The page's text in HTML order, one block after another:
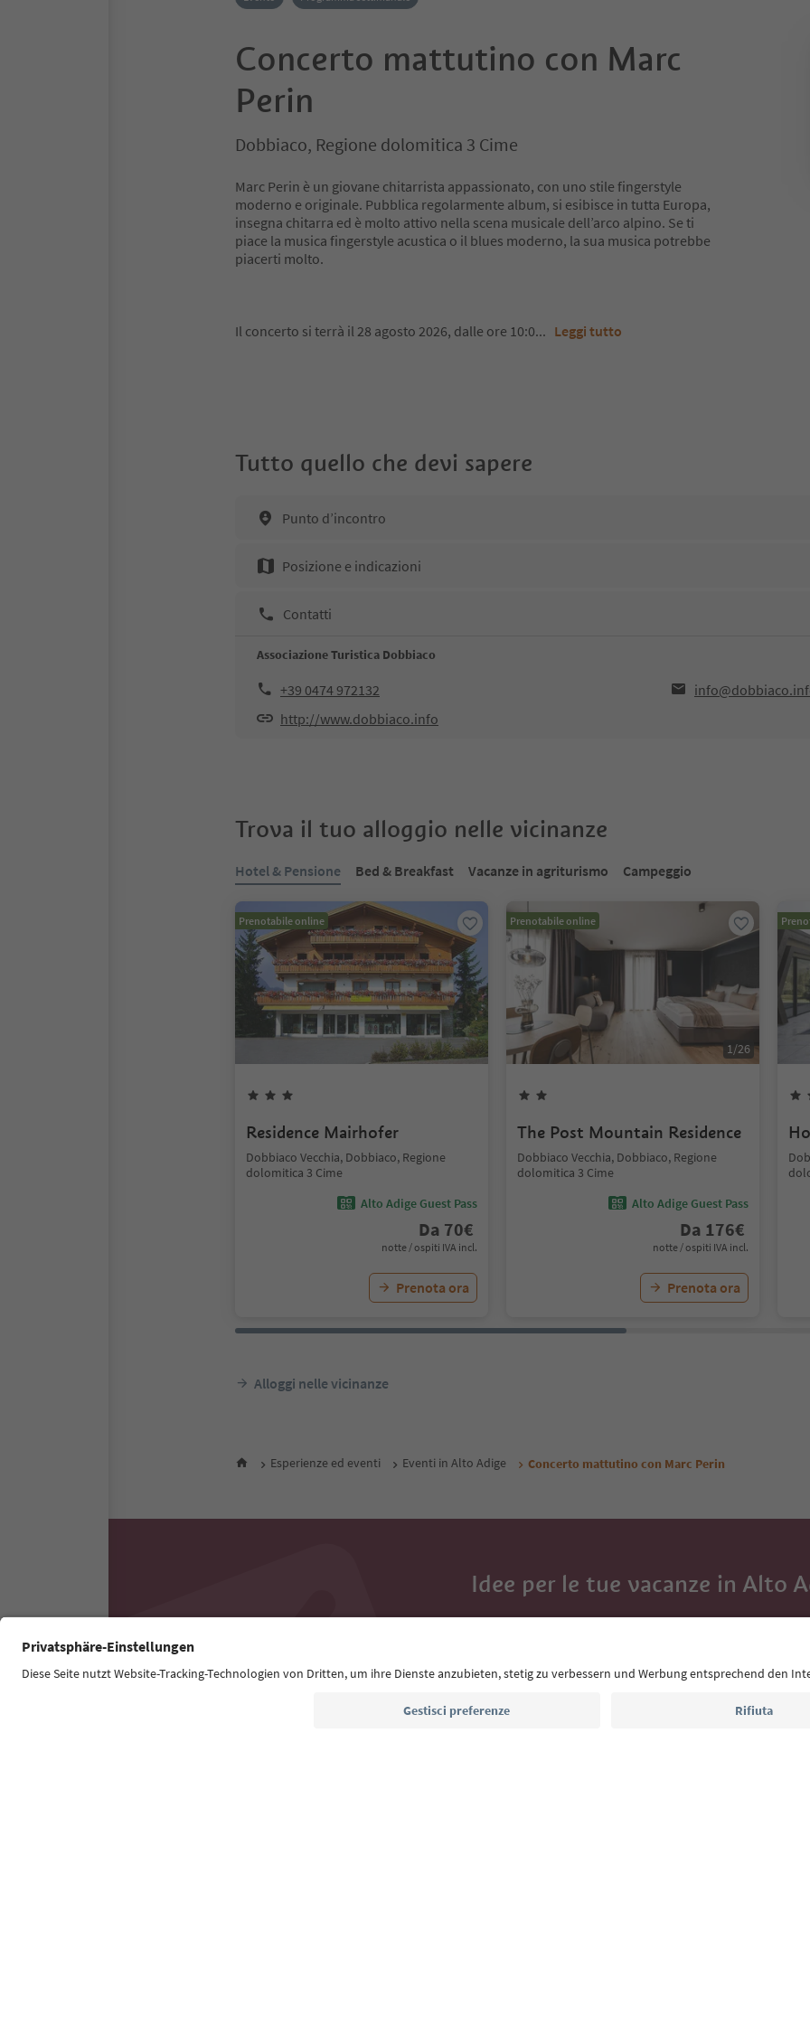
Concerto mattutino con Marc
Perin
Dobbiaco, Regione dolomitica 3 Cime
Marc Perin è un giovane chitarrista appassionato, con uno stile fingerstyle
moderno e originale. Pubblica regolarmente album, si esibisce in tutta Europa,
insegna chitarra ed è molto attivo nella scena musicale dell’arco alpino. Se ti
piace la musica fingerstyle acustica o il blues moderno, la sua musica potrebbe
piacerti molto.
Il concerto si terrà il 28 agosto 2026, dalle ore 10:0... Leggi tutto
Tutto quello che devi sapere
Punto d’incontro
Posizione e indicazioni
Contatti
Associazione Turistica Dobbiaco
+39 0474 972132
http://www.dobbiaco.info
Trova il tuo alloggio nelle vicinanze
Hotel & Pensione Bed & Breakfast Vacanze in agriturismo Campeggio
Prenotabile online
Residence Mairhofer
Dobbiaco Vecchia, Dobbiaco, Regione
dolomitica 3 Cime
Alto Adige Guest Pass
Da 70€
notte / ospiti IVA incl.
Prenota ora
Prenotabile online
1/26
The Post Mountain Residence
Dobbiaco Vecchia, Dobbiaco, Regione
dolomitica 3 Cime
Alto Adige Guest Pass
Da 176€
notte / ospiti IVA incl.
Prenota ora
Alloggi nelle vicinanze
Esperienze ed eventi Eventi in Alto Adige Concerto mattutino con Marc Perin
Idee per le tue vacanze in Alto
Con la newsletter dell’Alto Adige ricevi consigli per
Indirizzo e-mail*